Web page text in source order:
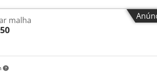
malha